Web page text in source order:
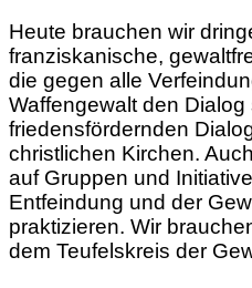
Heute brauchen wir
franziskanische,
die gegen alle
Waffengewalt den
friedensfördernden
christlichen Kirchen.
auf Gruppen und
Entfeindung und der
praktizieren. Wir
dem Teufelskreis der